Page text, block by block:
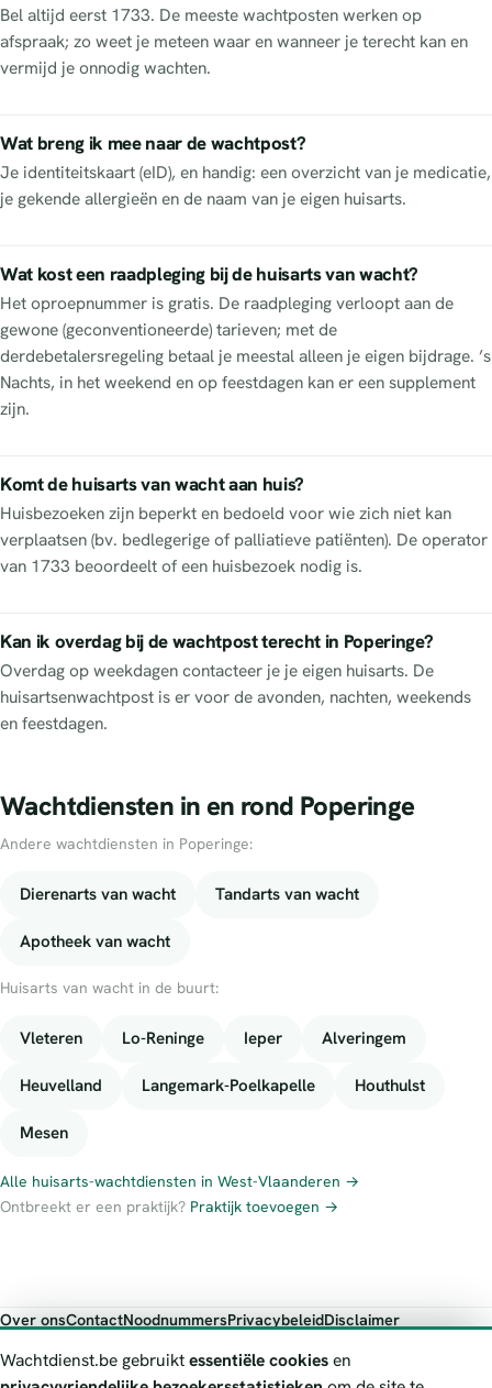
Bel altijd eerst 1733. De meeste wachtposten werken op
afspraak; zo weet je meteen waar en wanneer je terecht kan en
vermijd je onnodig wachten.
Wat breng ik mee naar de wachtpost?
Je identiteitskaart (eID), en handig: een overzicht van je medicatie,
je gekende allergieën en de naam van je eigen huisarts.
Wat kost een raadpleging bij de huisarts van wacht?
Het oproepnummer is gratis. De raadpleging verloopt aan de
gewone (geconventioneerde) tarieven; met de
derdebetalersregeling betaal je meestal alleen je eigen bijdrage. ’s
Nachts, in het weekend en op feestdagen kan er een supplement
zijn.
Komt de huisarts van wacht aan huis?
Huisbezoeken zijn beperkt en bedoeld voor wie zich niet kan
verplaatsen (bv. bedlegerige of palliatieve patiënten). De operator
van 1733 beoordeelt of een huisbezoek nodig is.
Kan ik overdag bij de wachtpost terecht in Poperinge?
Overdag op weekdagen contacteer je je eigen huisarts. De
huisartsenwachtpost is er voor de avonden, nachten, weekends
en feestdagen.
Wachtdiensten in en rond Poperinge
Andere wachtdiensten in Poperinge:
Dierenarts van wacht Tandarts van wacht
Apotheek van wacht
Huisarts van wacht in de buurt:
Vleteren Lo-Reninge Ieper Alveringem
Heuvelland Langemark-Poelkapelle Houthulst
Mesen
Alle huisarts-wachtdiensten in West-Vlaanderen →
Ontbreekt er een praktijk? Praktijk toevoegen →
Over onsContactNoodnummersPrivacybeleidDisclaimer
Wachtdienst.be toont publieke wachtdienst-informatie ter oriëntatie.
Wachtdienst.be gebruiktessentiële cookiesen